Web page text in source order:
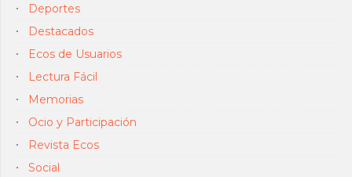
Deportes
Destacados
Ecos de Usuarios
Lectura Fácil
Memorias
Ocio y Participación
Revista Ecos
Social